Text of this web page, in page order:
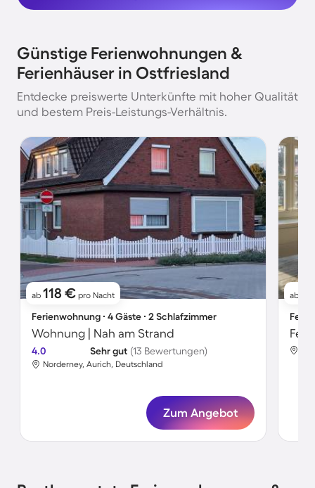
Günstige Ferienwohnungen &
Ferienhäuser in Ostfriesland
Entdecke preiswerte Unterkünfte mit hoher Qualität
und bestem Preis-Leistungs-Verhältnis.
ab 118 € pro Nacht
Ferienwohnung ∙ 4 Gäste ∙ 2 Schlafzimmer
Wohnung | Nah am Strand
4.0 Sehr gut (13 Bewertungen)
Norderney, Aurich, Deutschland
Zum Angebot
ab